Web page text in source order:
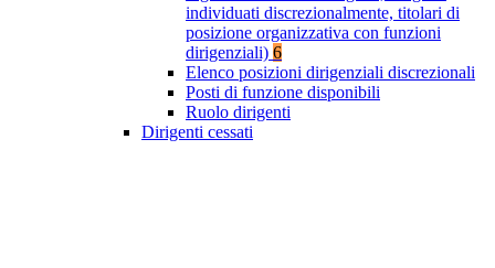
individuati discrezionalmente, titolari di
posizione organizzativa con funzioni
dirigenziali) 6
Elenco posizioni dirigenziali discrezionali
Posti di funzione disponibili
Ruolo dirigenti
Dirigenti cessati